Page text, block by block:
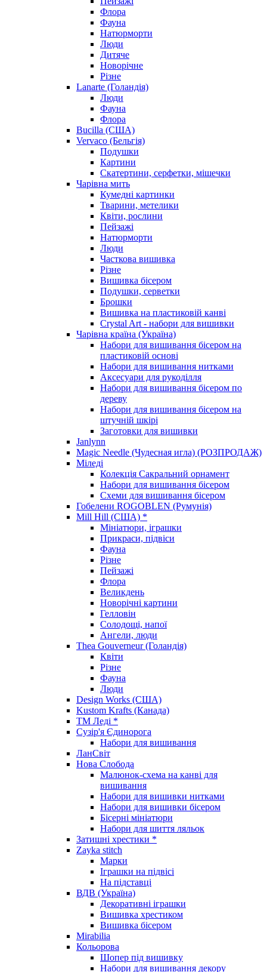
Флора
Фауна
Натюрморти
Люди
Дитяче
Новорічне
Різне
Lanarte (Голандія)
Люди
Фауна
Флора
Bucilla (США)
Vervaco (Бельгія)
Подушки
Картини
Скатертини, серфетки, мішечки
Чарiвна мить
Кумедні картинки
Тварини, метелики
Квіти, рослини
Пейзажі
Натюрморти
Люди
Часткова вишивка
Різне
Вишивка бісером
Подушки, серветки
Брошки
Вишивка на пластиковій канві
Crystal Art - набори для вишивки
Чарівна країна (Україна)
Набори для вишивання бісером на
пластиковій основі
Набори для вишивання нитками
Аксесуари для рукоділля
Набори для вишивання бісером по
дереву
Набори для вишивання бісером на
штучній шкірі
Заготовки для вишивки
Janlynn
Magic Needle (Чудесная игла) (РОЗПРОДАЖ)
Міледі
Колекція Сакральний орнамент
Набори для вишивання бісером
Схеми для вишивання бісером
Гобелени ROGOBLEN (Румунія)
Mill Hill (США) *
Мініатюри, іграшки
Прикраси, підвіси
Фауна
Різне
Пейзажі
Флора
Великдень
Новорічні картини
Гелловін
Солодощі, напої
Ангели, люди
Thea Gouverneur (Голандія)
Квіти
Різне
Фауна
Люди
Design Works (США)
Kustom Krafts (Канада)
ТМ Леді *
Сузір'я Єдинорога
Набори для вишивання
ЛанСвіт
Нова Слобода
Малюнок-схема на канві для
вишивання
Набори для вишивки нитками
Набори для вишивки бісером
Бісерні мініатюри
Набори для шиття ляльок
Затишні хрестики *
Zayka stitch
Марки
Іграшки на підвісі
На підставці
ВДВ (Україна)
Декоративні іграшки
Вишивка хрестиком
Вишивка бісером
Mirabilia
Кольорова
Шопер під вишивку
Набори для вишивання декору